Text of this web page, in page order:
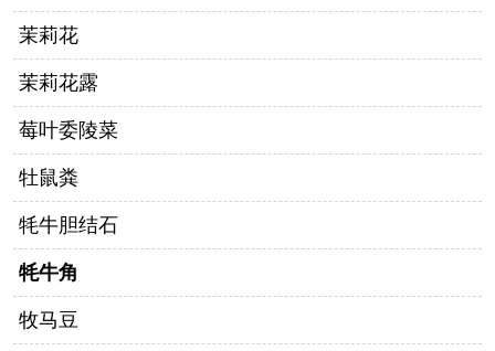
茉莉花
茉莉花露
莓叶委陵菜
牡鼠粪
牦牛胆结石
牦牛角
牧马豆